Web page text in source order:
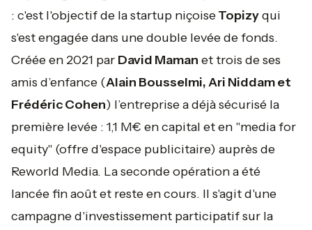
: c'est l'objectif de la startup niçoiseTopizyqui
s'est engagée dans une double levée de fonds.
Créée en 2021 par David Maman et trois de ses
amis d’enfance (Alain Bousselmi, Ari Niddam et
Frédéric Cohen) l’entreprise a déjà sécurisé la
première levée : 1,1 M€ en capital et en "media for
equity" (offre d'espace publicitaire) auprès de
Reworld Media. La seconde opération a été
lancée fin août et reste en cours. Il s'agit d'une
campagne d'investissement participatif sur la